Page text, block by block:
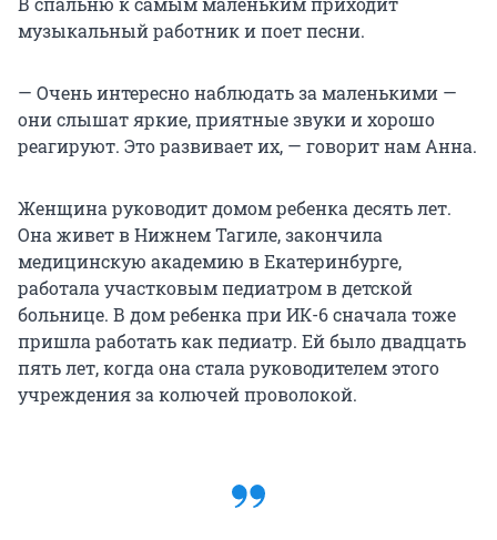
музыкальный работник и поет песни.
— Очень интересно наблюдать за маленькими —
они слышат яркие, приятные звуки и хорошо
реагируют. Это развивает их, — говорит нам Анна.
Женщина руководит домом ребенка десять лет.
Она живет в Нижнем Тагиле, закончила
медицинскую академию в Екатеринбурге,
работала участковым педиатром в детской
больнице. В дом ребенка при ИК-6 сначала тоже
пришла работать как педиатр. Ей было двадцать
пять лет, когда она стала руководителем этого
учреждения за колючей проволокой.